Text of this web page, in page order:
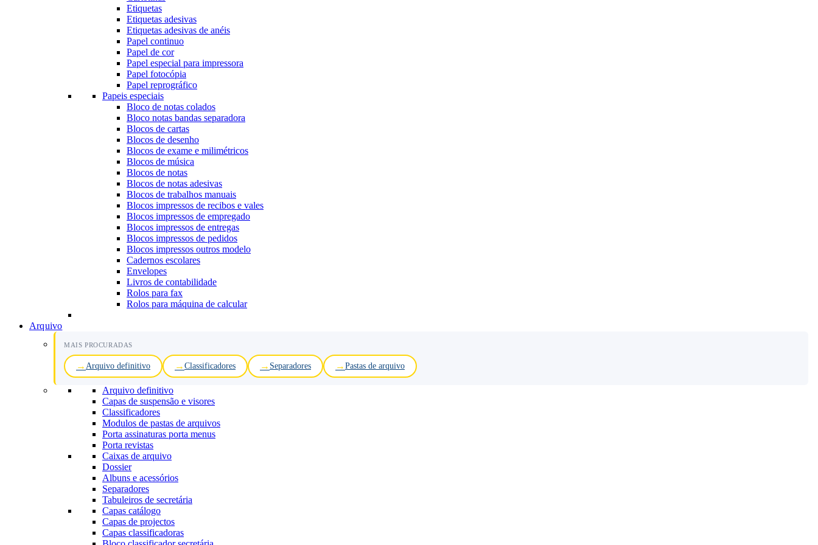
Etiquetas
Etiquetas adesivas
Etiquetas adesivas de anéis
Papel continuo
Papel de cor
Papel especial para impressora
Papel fotocópia
Papel reprográfico
Papeis especiais
Bloco de notas colados
Bloco notas bandas separadora
Blocos de cartas
Blocos de desenho
Blocos de exame e milimétricos
Blocos de música
Blocos de notas
Blocos de notas adesivas
Blocos de trabalhos manuais
Blocos impressos de recibos e vales
Blocos impressos de empregado
Blocos impressos de entregas
Blocos impressos de pedidos
Blocos impressos outros modelo
Cadernos escolares
Envelopes
Livros de contabilidade
Rolos para fax
Rolos para máquina de calcular
Arquivo
MAIS PROCURADAS
Arquivo definitivo Classificadores Separadores Pastas de arquivo
Arquivo definitivo
Capas de suspensão e visores
Classificadores
Modulos de pastas de arquivos
Porta assinaturas porta menus
Porta revistas
Caixas de arquivo
Dossier
Albuns e acessórios
Separadores
Tabuleiros de secretária
Capas catálogo
Capas de projectos
Capas classificadoras